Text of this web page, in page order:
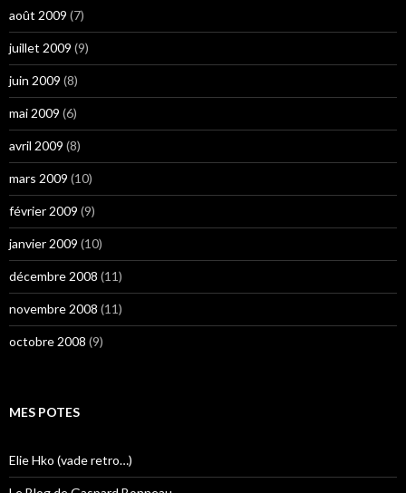
août 2009 (7)
juillet 2009 (9)
juin 2009 (8)
mai 2009 (6)
avril 2009 (8)
mars 2009 (10)
février 2009 (9)
janvier 2009 (10)
décembre 2008 (11)
novembre 2008 (11)
octobre 2008 (9)
MES POTES
Elie Hko (vade retro…)